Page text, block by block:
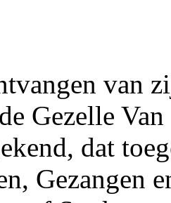
van
Gezelle
dat
Gezangen